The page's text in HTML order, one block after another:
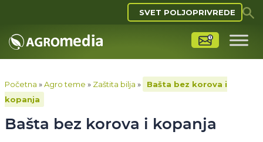
SVET POLJOPRIVREDE
Početna »Agro teme » Zaštita bilja »
Bašta bez korova i
kopanja
Bašta bez korova i kopanja